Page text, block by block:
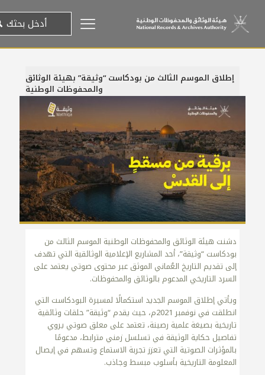
إطلاق الموسم الثالث من بودكاست “وثيقة” بهيئة الوثائق
والمحفوظات الوطنية
31 ديسمبر، 2025
دشنت هيئة الوثائق والمحفوظات الوطنية الموسم الثالث من
بودكاست “وثيقة”، أحد المشاريع الإعلامية الوثائقية التي تهدف
إلى تقديم التاريخ العُماني الموثق عبر محتوى صوتي يعتمد على
السرد التاريخي المدعوم بالوثائق والمحفوظات.
ويأتي إطلاق الموسم الجديد استكمالًا لمسيرة البودكاست التي
انطلقت في نوفمبر 2021م، حيث يقدم “وثيقة” حلقات وثائقية
تاريخية بصيغة علمية رصينة، تعتمد على معلق صوتي يروي
تفاصيل حكاية الوثيقة في تسلسل زمني مترابط، مدعومًا
بالمؤثرات الصوتية التي تعزز تجربة الاستماع وتسهم في إيصال
المعلومة التاريخية بأسلوب مبسط وجاذب.